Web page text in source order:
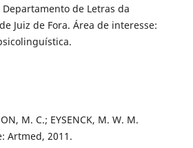
de Letras da
Juiz de Fora. Área de interesse:
M. C.; EYSENCK, M. W. M.
Artmed, 2011.